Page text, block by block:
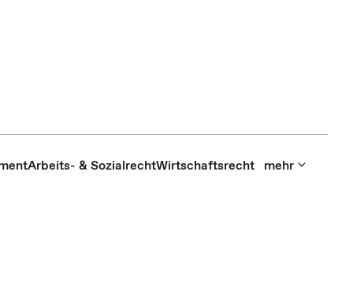
Arbeits- & SozialrechtWirtschaftsrecht mehr